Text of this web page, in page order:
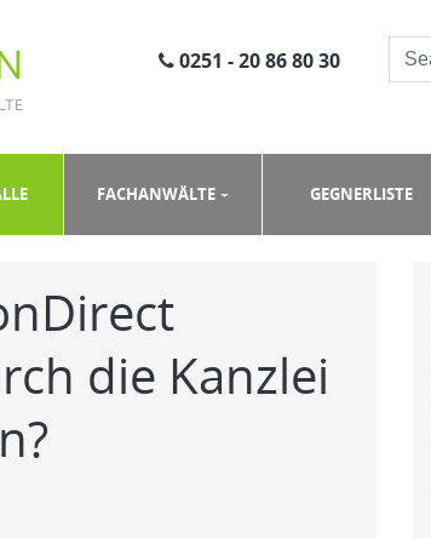
0251 - 20 86 80 30
FACHANWÄLTE GEGNERLISTE
die Kanzlei